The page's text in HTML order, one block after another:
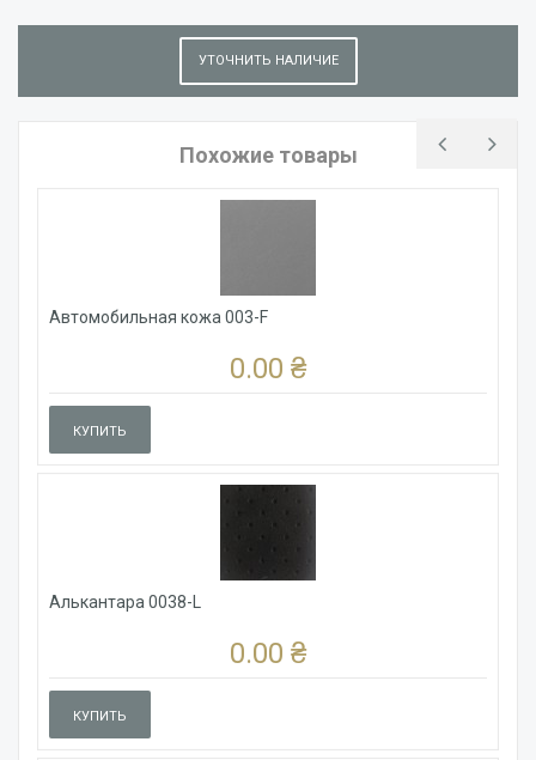
УТОЧНИТЬ НАЛИЧИЕ
Похожие товары
Автомобильная кожа 003-F
0.00 ₴
КУПИТЬ
Алькантара 0038-L
0.00 ₴
КУПИТЬ